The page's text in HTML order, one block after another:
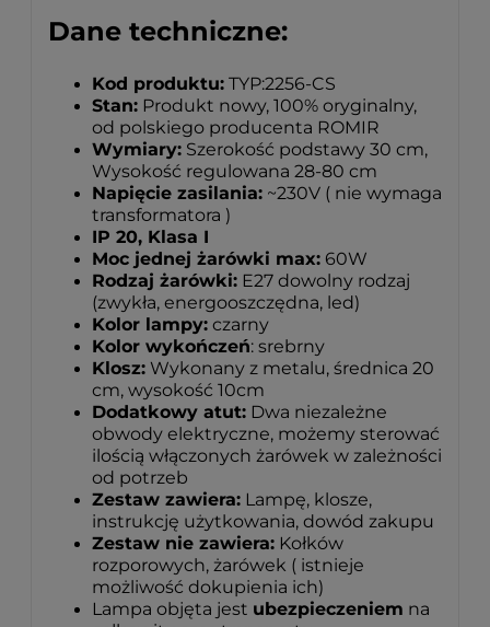
Dane techniczne:
Kod produktu: TYP:2256-CS
Stan: Produkt nowy, 100% oryginalny,
od polskiego producenta ROMIR
Wymiary: Szerokość podstawy 30 cm,
Wysokość regulowana 28-80 cm
Napięcie zasilania: ~230V ( nie wymaga
transformatora )
IP 20, Klasa I
Moc jednej żarówki max: 60W
Rodzaj żarówki: E27 dowolny rodzaj
(zwykła, energooszczędna, led)
Kolor lampy: czarny
Kolor wykończeń: srebrny
Klosz: Wykonany z metalu, średnica 20
cm, wysokość 10cm
Dodatkowy atut: Dwa niezależne
obwody elektryczne, możemy sterować
ilością włączonych żarówek w zależności
od potrzeb
Zestaw zawiera: Lampę, klosze,
instrukcję użytkowania, dowód zakupu
Zestaw nie zawiera: Kołków
rozporowych, żarówek ( istnieje
możliwość dokupienia ich)
Lampa objęta jest ubezpieczeniem na